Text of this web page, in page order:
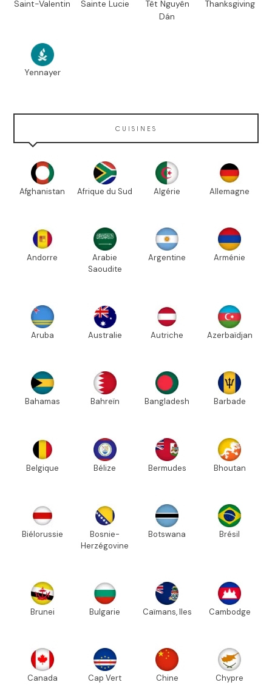
Saint-Valentin Sainte Lucie
Têt Nguyên
Dán
Thanksgiving
Yennayer
CUISINES
Afghanistan Afrique du Sud Algérie Allemagne
Andorre
Arabie
Saoudite
Argentine Arménie
Aruba Australie Autriche Azerbaïdjan
Bahamas Bahreïn Bangladesh Barbade
Belgique Bélize Bermudes Bhoutan
Biélorussie
Bosnie-
Herzégovine
Botswana Brésil
Brunei Bulgarie Caïmans, Iles Cambodge
Canada Cap Vert Chine Chypre